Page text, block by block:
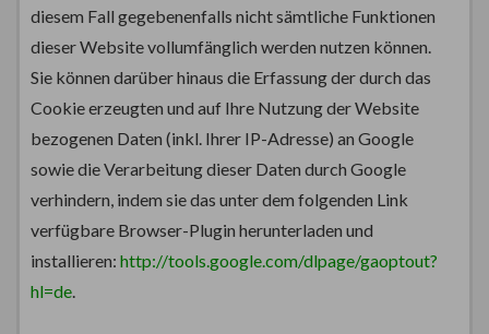
diesem Fall gegebenenfalls nicht sämtliche Funktionen
dieser Website vollumfänglich werden nutzen können.
Sie können darüber hinaus die Erfassung der durch das
Cookie erzeugten und auf Ihre Nutzung der Website
bezogenen Daten (inkl. Ihrer IP-Adresse) an Google
sowie die Verarbeitung dieser Daten durch Google
verhindern, indem sie das unter dem folgenden Link
verfügbare Browser-Plugin herunterladen und
installieren: http://tools.google.com/dlpage/gaoptout?
hl=de